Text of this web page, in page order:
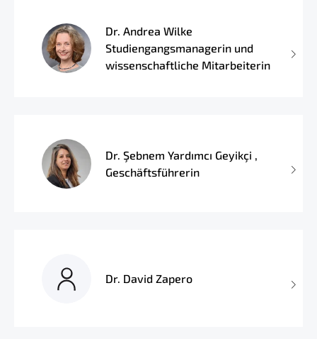
Dr. Andrea Wilke
Studiengangsmanagerin und
wissenschaftliche Mitarbeiterin
Dr. Şebnem Yardımcı Geyikçi ,
Geschäftsführerin
Dr. David Zapero